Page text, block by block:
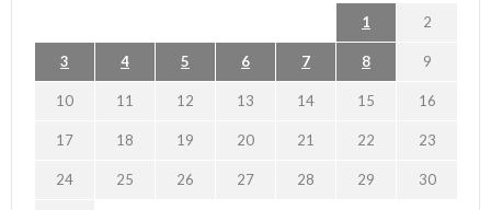
1 2
3 4 5 6 7 8 9
10 11 12 13 14 15 16
17 18 19 20 21 22 23
24 25 26 27 28 29 30